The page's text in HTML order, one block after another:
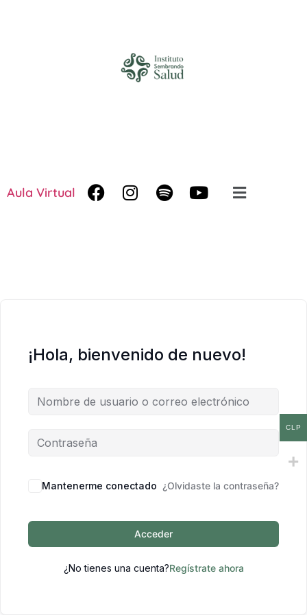
Aula Virtual
¡Hola, bienvenido de nuevo!
Mantenerme conectado ¿Olvidaste la contraseña?
Acceder
¿No tienes una cuenta?Regístrate ahora
CLP